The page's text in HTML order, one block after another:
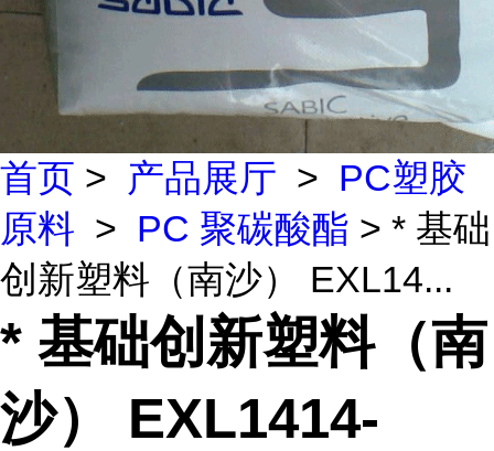
首页 > 产品展厅 > PC塑胶
原料 > PC 聚碳酸酯 > * 基础
创新塑料（南沙） EXL14...
* 基础创新塑料（南
沙） EXL1414-